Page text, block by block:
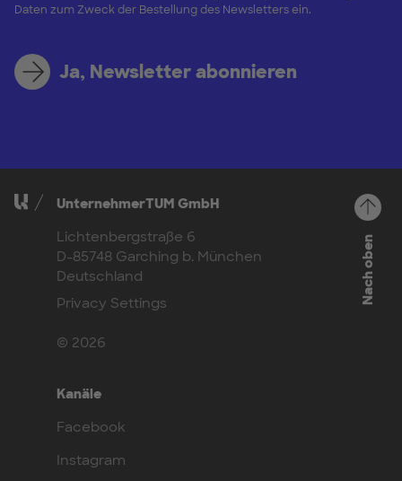
Daten zum Zweck der Bestellung des Newsletters ein.
Ja, Newsletter abonnieren
UnternehmerTUM GmbH
Lichtenbergstraße 6
D-85748 Garching b. München
Deutschland
Privacy Settings
© 2026
Kanäle
Facebook
Instagram
Nach oben